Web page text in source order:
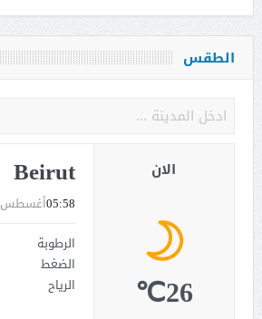
الطقس
Beirut
أغسطس0805:58
الرطوبة
الضغط
الرياح
الان
26℃